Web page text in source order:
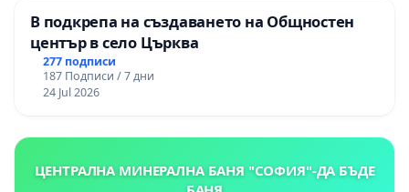
В подкрепа на създаването на Общностен
център в село Църква
277 подписи
187 Подписи / 7 дни
24 Jul 2026
ЦЕНТРАЛНА МИНЕРАЛНА БАНЯ "СОФИЯ"-ДА БЪДЕ